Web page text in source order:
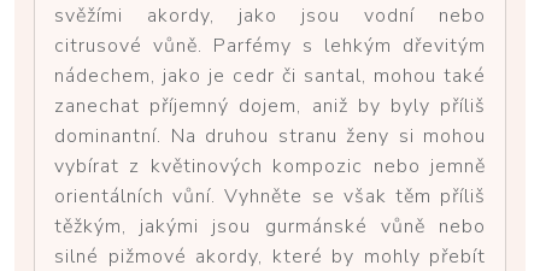
svěžími akordy, jako jsou vodní nebo
citrusové vůně. Parfémy s lehkým dřevitým
nádechem, jako je cedr či santal, mohou také
zanechat příjemný dojem, aniž by byly příliš
dominantní. Na druhou stranu ženy si mohou
vybírat z květinových kompozic nebo jemně
orientálních vůní. Vyhněte se však těm příliš
těžkým, jakými jsou gurmánské vůně nebo
silné pižmové akordy, které by mohly přebít